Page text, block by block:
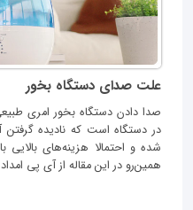
علت صدای دستگاه بخور
صدا دادن دستگاه بخور امری
در دستگاه است که نادیده
شده و احتمالا هزینه‌های
همین‌رو در این مقاله از آی‌ پی